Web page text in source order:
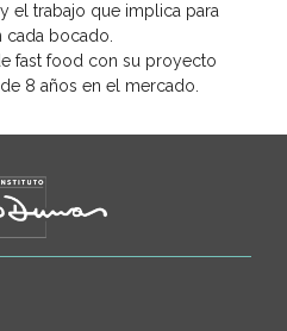
el trabajo que implica para
cada bocado.
fast food con su proyecto
8 años en el mercado.